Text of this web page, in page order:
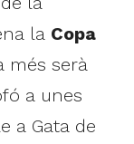
la Copa
més serà
a unes
a Gata de